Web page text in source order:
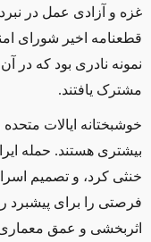
غزه و آزادی عمل در
قطعنامه اخیر شورای
نمونه نادری بود که
مشترک یافتند.
خوشبختانه ایالات
بیشتری هستند. حمله
خنثی کرد، و تصمیم
فرصتی را برای پیشبرد
اثربخشی و عمق معماری